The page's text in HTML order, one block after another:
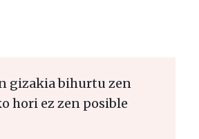
gizakia bihurtu zen
hori ez zen posible